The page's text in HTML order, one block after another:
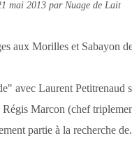
mai 2013 par Nuage de Lait
avec Laurent Petitrenaud
Régis Marcon (chef
partie à la recherche